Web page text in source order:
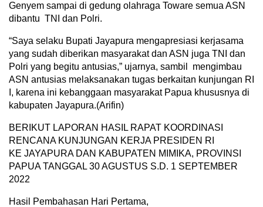
Genyem sampai di gedung olahraga Toware semua ASN
dibantu TNI dan Polri.
“Saya selaku Bupati Jayapura mengapresiasi kerjasama
yang sudah diberikan masyarakat dan ASN juga TNI dan
Polri yang begitu antusias,” ujarnya, sambil mengimbau
ASN antusias melaksanakan tugas berkaitan kunjungan RI
I, karena ini kebanggaan masyarakat Papua khususnya di
kabupaten Jayapura.(Arifin)
BERIKUT LAPORAN HASIL RAPAT KOORDINASI
RENCANA KUNJUNGAN KERJA PRESIDEN RI
KE JAYAPURA DAN KABUPATEN MIMIKA, PROVINSI
PAPUA TANGGAL 30 AGUSTUS S.D. 1 SEPTEMBER
2022
Hasil Pembahasan Hari Pertama,